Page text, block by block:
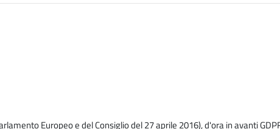
Europeo e del Consiglio del 27 aprile 2016), d'ora in avanti